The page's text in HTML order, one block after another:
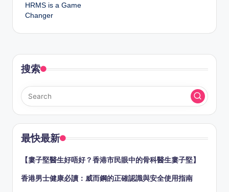
HRMS is a Game
Changer
搜索
最快最新
【婁子堅醫生好唔好？香港市民眼中的骨科醫生婁子堅】
香港男士健康必讀：威而鋼的正確認識與安全使用指南